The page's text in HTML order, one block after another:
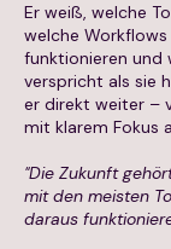
Er weiß, welche
welche Workflows
funktionieren und
verspricht als sie
er direkt weiter –
mit klarem Fokus
"Die Zukunft
mit den meisten
daraus